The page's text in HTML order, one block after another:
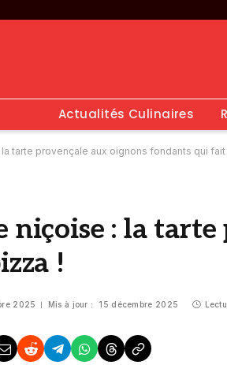
Actualités Culinaires
tarte provençale aux oignons fondants qui
niçoise : la
!
2025 Mis à jour : 15 décembre 2025